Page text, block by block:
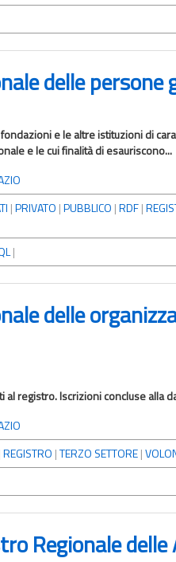
delle persone
e le altre istituzioni di
e le cui finalità di esauriscono...
|PRIVATO |PUBBLICO |RDF |
|
delle
al registro. Iscrizioni concluse alla
REGISTRO |TERZO SETTORE |
Regionale